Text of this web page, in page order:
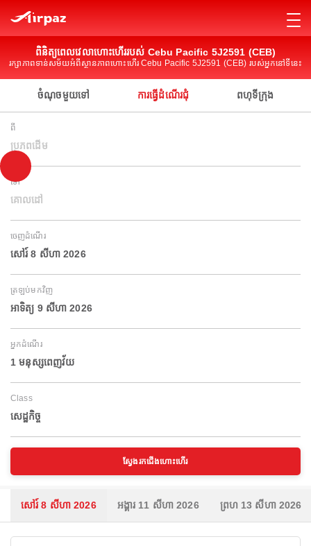
ពិនិត្យពេលវេលាហោះហើររបស់ Cebu Pacific 5J2591 (CEB)
រក្សាភាពទាន់សម័យអំពីស្ថានភាពហោះហើរ Cebu Pacific 5J2591 (CEB) របស់អ្នកនៅទីនេះ
ចំណុចមួយទៅ ការធ្វើដំណើរជុំ ពហុទីក្រុង
ពី
ប្រភពដើម
ទៅ
គោលដៅ
ចេញដំណើរ
សៅរ៍ 8 សីហា 2026
ត្រឡប់មកវិញ
អាទិត្យ 9 សីហា 2026
អ្នកដំណើរ
1 មនុស្សពេញវ័យ
Class
សេដ្ឋកិច្ច
ស្វែងរកជើងហោះហើរ
សៅរ៍ 8 សីហា 2026 អង្គារ 11 សីហា 2026 ព្រហ 13 សីហា 2026